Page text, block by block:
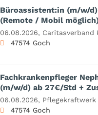
Büroassistent:in (m/w/
(Remote / Mobil
06.08.2026, Caritasverband
47574 Goch
Fachkrankenpfleger
(m/w/d) ab 27€/Std +
06.08.2026, Pflegekraftwerk
47574 Goch